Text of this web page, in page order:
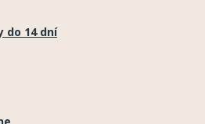
do 14 dní